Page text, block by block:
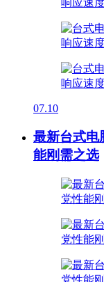
07.10
最新台式电
能刚需之选